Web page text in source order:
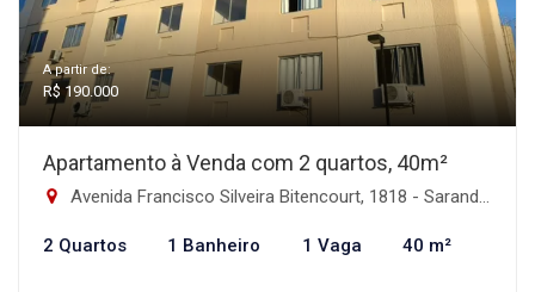
A partir de:
R$ 190.000
Apartamento à Venda com 2 quartos, 40m²
Avenida Francisco Silveira Bitencourt, 1818 - Sarandi, Porto Alegre-RS
2 Quartos 1 Banheiro 1 Vaga 40 m²